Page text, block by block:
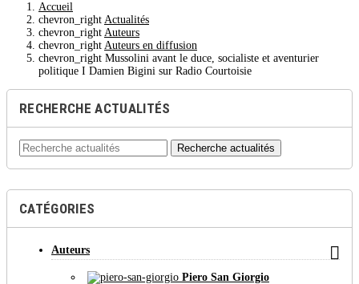
Accueil
chevron_right Actualités
chevron_right Auteurs
chevron_right Auteurs en diffusion
chevron_right Mussolini avant le duce, socialiste et aventurier
politique I Damien Bigini sur Radio Courtoisie
RECHERCHE ACTUALITÉS
Recherche actualités
CATÉGORIES
Auteurs 
Piero San Giorgio